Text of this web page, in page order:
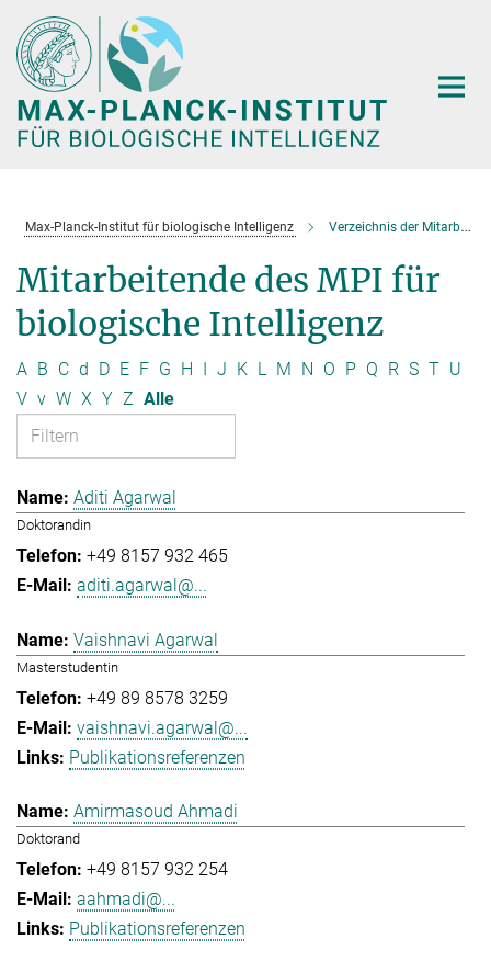
Hauptinhalt
Max-Planck-Institut für biologische Intelligenz Verzeichnis der Mitarbeitenden
Mitarbeitende des MPI für
biologische Intelligenz
A B C d D E F G H I J K L M N O P Q R S T U
V v W X Y Z Alle
Aditi Agarwal
Doktorandin
+49 8157 932 465
aditi.agarwal@...
Vaishnavi Agarwal
Masterstudentin
+49 89 8578 3259
vaishnavi.agarwal@...
Publikationsreferenzen
Amirmasoud Ahmadi
Doktorand
+49 8157 932 254
aahmadi@...
Publikationsreferenzen